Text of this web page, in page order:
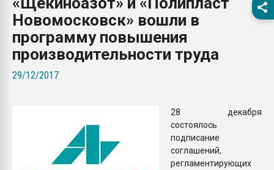
28.07.2026
ситуацией на
бутылок
Новомосковск» вошли в
программу повышения
производительности труда
29/12/2017
28 декабря
состоялось
подписание
соглашений,
регламентирующих